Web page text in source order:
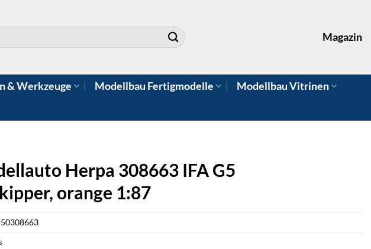
Magazin
& Werkzeuge Modellbau Fertigmodelle
Modellbau Vitrinen
Herpa 308663 IFA G5
orange 1:87